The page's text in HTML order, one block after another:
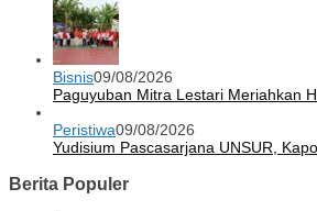
Bisnis09/08/2026
Paguyuban Mitra Lestari Meriahkan
Peristiwa09/08/2026
Yudisium Pascasarjana UNSUR,
Berita Populer